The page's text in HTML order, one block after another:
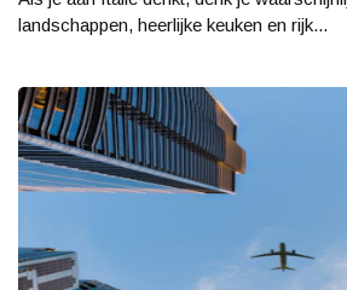
landschappen, heerlijke keuken en rijk...